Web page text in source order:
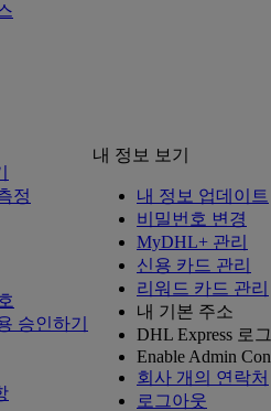
정
승인하기
내 정보 보기
내 정보 업데이트
비밀번호 변경
MyDHL+ 관리
신용 카드 관리
리워드 카드 관리
내 기본 주소
DHL Express 로
Enable Admin
회사 개의 연락처
로그아웃